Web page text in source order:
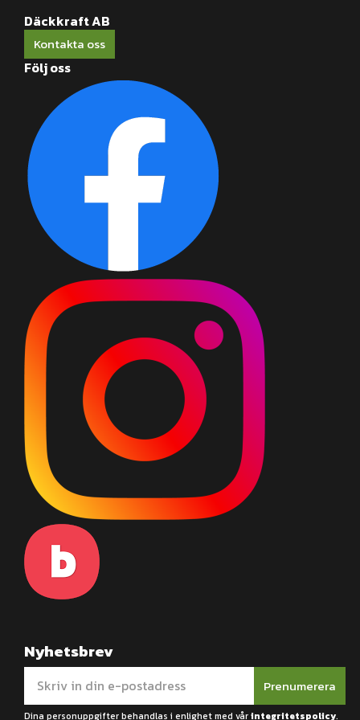
Nyhetsbrev
Prenumerera
Dina personuppgifter behandlas i enlighet med vårintegritetspolicy.
Däckkraft AB
Kontakta oss
Följ oss